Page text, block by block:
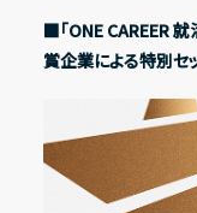
■「ONE CAREER
賞企業による特別セ